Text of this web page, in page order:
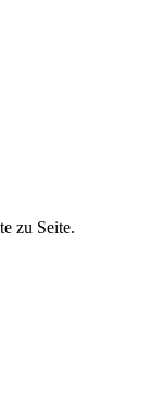
zu Seite.